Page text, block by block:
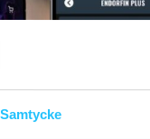
Samtycke